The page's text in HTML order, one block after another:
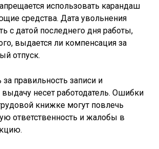
использовать карандаш
средства. Дата увольнения
с датой последнего дня работы,
выдается ли компенсация за
отпуск.
за правильность записи и
несет работодатель. Ошибки
книжке могут повлечь
ответственность и жалобы в